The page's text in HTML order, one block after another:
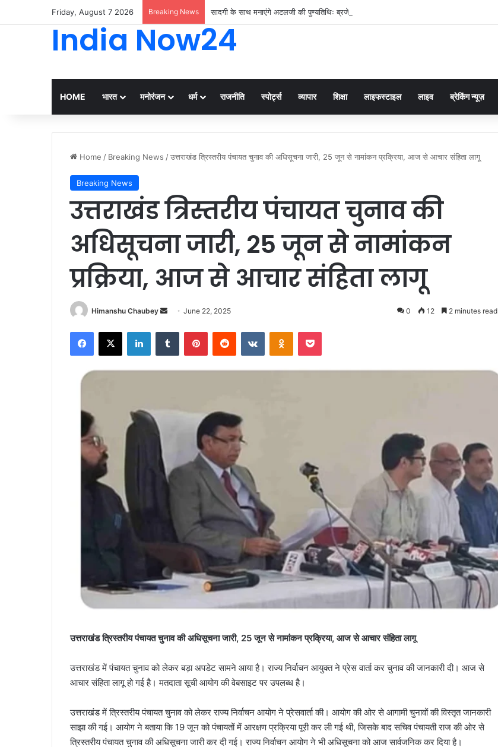
Friday, August 7 2026 Breaking News सादगी के साथ मनाएंगे अटलजी की पुण्यतिथिः ब्रजेश पाठक
India Now24
HOME भारत मनोरंजन धर्म राजनीति स्पोर्ट्स व्यापार शिक्षा लाइफस्टाइल लाइव ब्रेकिंग न्यूज़
Home / Breaking News /उत्तराखंड त्रिस्तरीय पंचायत चुनाव की अधिसूचना जारी, 25 जून से नामांकन प्रक्रिया, आज से आचार संहिता लागू
Breaking News
उत्तराखंड त्रिस्तरीय पंचायत चुनाव की
अधिसूचना जारी, 25 जून से नामांकन
प्रक्रिया, आज से आचार संहिता लागू
Himanshu Chaubey June 22, 2025 0 12 2 minutes read
उत्तराखंड त्रिस्तरीय पंचायत चुनाव की अधिसूचना जारी, 25 जून से नामांकन प्रक्रिया, आज से आचार संहिता लागू
उत्तराखंड में पंचायत चुनाव को लेकर बड़ा अपडेट सामने आया है। राज्य निर्वाचन आयुक्त ने प्रेस वार्ता कर चुनाव की जानकारी दी। आज से
आचार संहिता लागू हो गई है। मतदाता सूची आयोग की वेबसाइट पर उपलब्ध है।
उत्तराखंड में त्रिस्तरीय पंचायत चुनाव को लेकर राज्य निर्वाचन आयोग ने प्रेसवार्ता की। आयोग की ओर से आगामी चुनावों की विस्तृत जानकारी
साझा की गई। आयोग ने बताया कि 19 जून को पंचायतों में आरक्षण प्रक्रिया पूरी कर ली गई थी, जिसके बाद सचिव पंचायती राज की ओर से
त्रिस्तरीय पंचायत चुनाव की अधिसूचना जारी कर दी गई। राज्य निर्वाचन आयोग ने भी अधिसूचना को आज सार्वजनिक कर दिया है।